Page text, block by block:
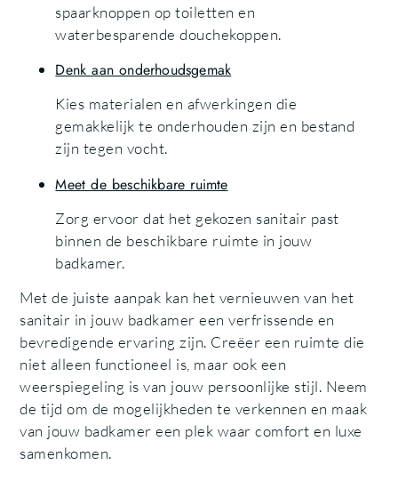
spaarknoppen op toiletten en
waterbesparende douchekoppen.
Denk aan onderhoudsgemak
Kies materialen en afwerkingen die
gemakkelijk te onderhouden zijn en bestand
zijn tegen vocht.
Meet de beschikbare ruimte
Zorg ervoor dat het gekozen sanitair past
binnen de beschikbare ruimte in jouw
badkamer.
Met de juiste aanpak kan het vernieuwen van het
sanitair in jouw badkamer een verfrissende en
bevredigende ervaring zijn. Creëer een ruimte die
niet alleen functioneel is, maar ook een
weerspiegeling is van jouw persoonlijke stijl. Neem
de tijd om de mogelijkheden te verkennen en maak
van jouw badkamer een plek waar comfort en luxe
samenkomen.